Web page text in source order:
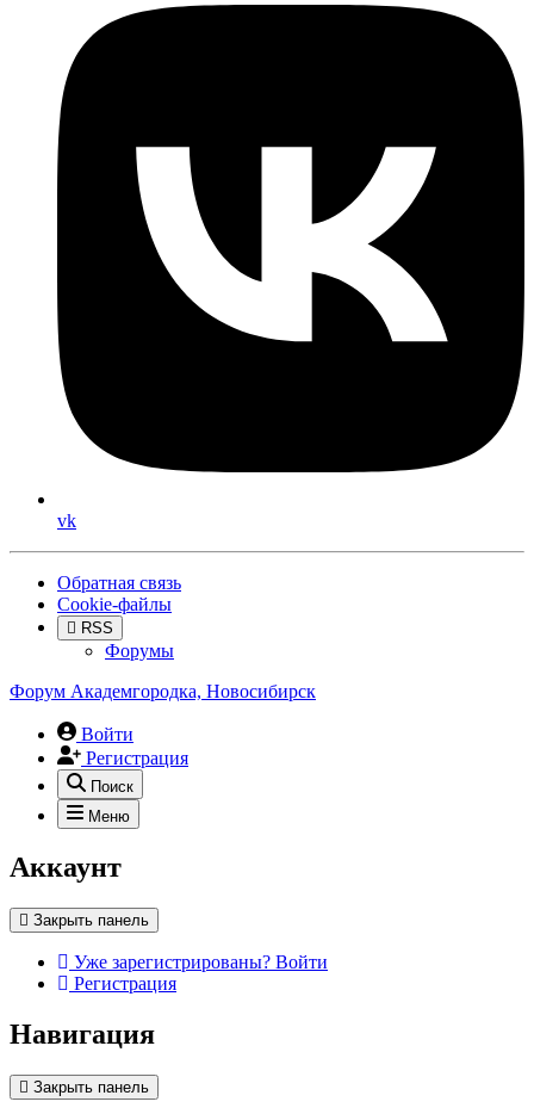
vk
Обратная связь
Cookie-файлы
RSS
Форумы
Форум Академгородка, Новосибирск
Войти
Регистрация
Поиск
Меню
Аккаунт
Закрыть панель
Уже зарегистрированы? Войти
Регистрация
Навигация
Закрыть панель